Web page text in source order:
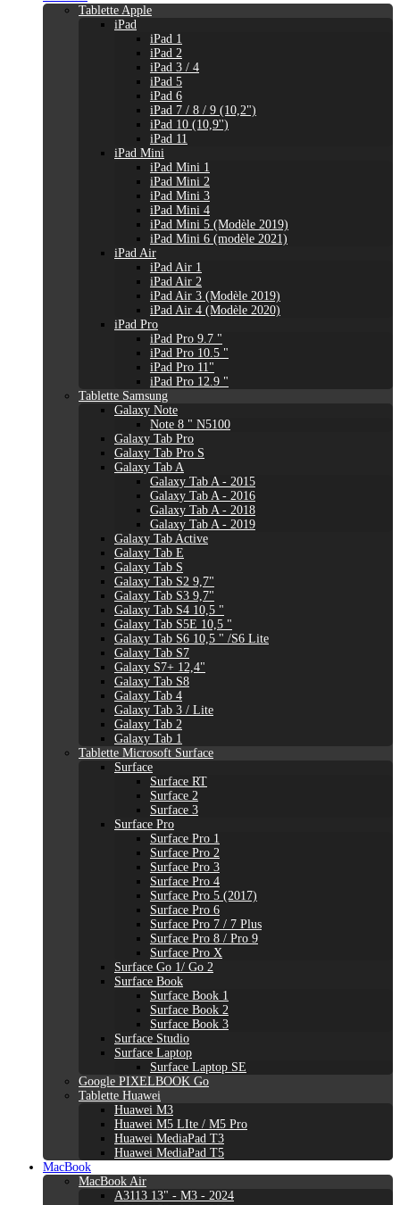
Tablette Apple
iPad
iPad 1
iPad 2
iPad 3 / 4
iPad 5
iPad 6
iPad 7 / 8 / 9 (10,2")
iPad 10 (10,9'')
iPad 11
iPad Mini
iPad Mini 1
iPad Mini 2
iPad Mini 3
iPad Mini 4
iPad Mini 5 (Modèle 2019)
iPad Mini 6 (modèle 2021)
iPad Air
iPad Air 1
iPad Air 2
iPad Air 3 (Modèle 2019)
iPad Air 4 (Modèle 2020)
iPad Pro
iPad Pro 9.7 "
iPad Pro 10.5 "
iPad Pro 11"
iPad Pro 12.9 "
Tablette Samsung
Galaxy Note
Note 8 " N5100
Galaxy Tab Pro
Galaxy Tab Pro S
Galaxy Tab A
Galaxy Tab A - 2015
Galaxy Tab A - 2016
Galaxy Tab A - 2018
Galaxy Tab A - 2019
Galaxy Tab Active
Galaxy Tab E
Galaxy Tab S
Galaxy Tab S2 9,7"
Galaxy Tab S3 9,7"
Galaxy Tab S4 10,5 "
Galaxy Tab S5E 10,5 "
Galaxy Tab S6 10,5 " /S6 Lite
Galaxy Tab S7
Galaxy S7+ 12,4"
Galaxy Tab S8
Galaxy Tab 4
Galaxy Tab 3 / Lite
Galaxy Tab 2
Galaxy Tab 1
Tablette Microsoft Surface
Surface
Surface RT
Surface 2
Surface 3
Surface Pro
Surface Pro 1
Surface Pro 2
Surface Pro 3
Surface Pro 4
Surface Pro 5 (2017)
Surface Pro 6
Surface Pro 7 / 7 Plus
Surface Pro 8 / Pro 9
Surface Pro X
Surface Go 1/ Go 2
Surface Book
Surface Book 1
Surface Book 2
Surface Book 3
Surface Studio
Surface Laptop
Surface Laptop SE
Google PIXELBOOK Go
Tablette Huawei
Huawei M3
Huawei M5 LIte / M5 Pro
Huawei MediaPad T3
Huawei MediaPad T5
MacBook
MacBook Air
A3113 13" - M3 - 2024